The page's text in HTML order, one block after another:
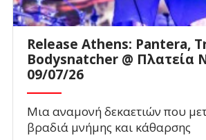
Release Athens: Pantera,
Bodysnatcher @ Πλατεία
09/07/26
Μια αναμονή δεκαετιών που
βραδιά μνήμης και κάθαρσης